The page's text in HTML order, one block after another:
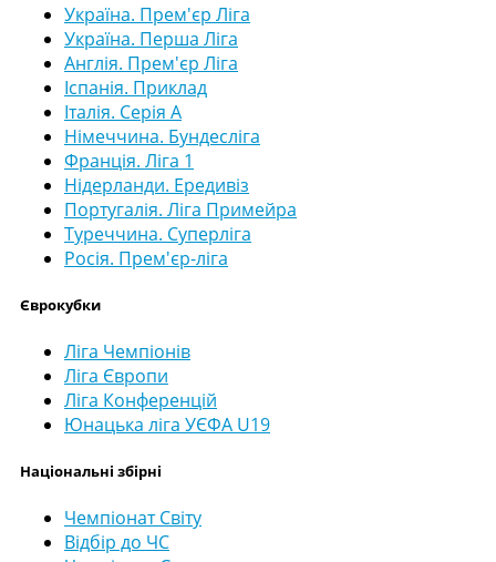
Україна. Прем'єр Ліга
Україна. Перша Ліга
Англія. Прем'єр Ліга
Іспанія. Приклад
Італія. Серія А
Німеччина. Бундесліга
Франція. Ліга 1
Нідерланди. Ередивіз
Португалія. Ліга Примейра
Туреччина. Суперліга
Росія. Прем'єр-ліга
Єврокубки
Ліга Чемпіонів
Ліга Європи
Ліга Конференцій
Юнацька ліга УЄФА U19
Національні збірні
Чемпіонат Світу
Відбір до ЧС